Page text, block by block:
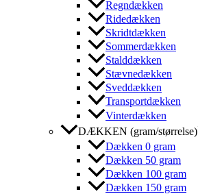
Regndækken
Ridedækken
Skridtdækken
Sommerdækken
Stalddækken
Stævnedækken
Sveddækken
Transportdækken
Vinterdækken
DÆKKEN (gram/størrelse)
Dækken 0 gram
Dækken 50 gram
Dækken 100 gram
Dækken 150 gram